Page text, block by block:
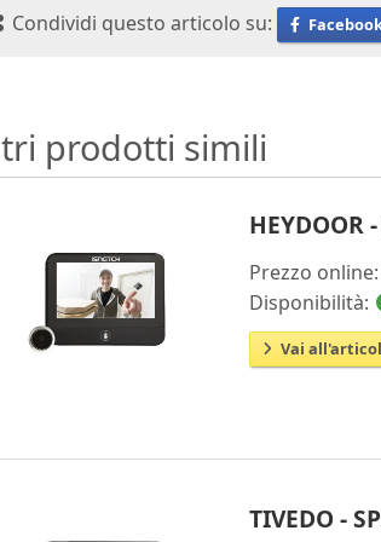
Condividi questo articolo su:
prodotti simili
HEYDOOR
Prezzo
Disponibilità:
Vai
TIVEDO -